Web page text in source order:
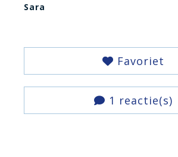
Sara
Favoriet
1 reactie(s)